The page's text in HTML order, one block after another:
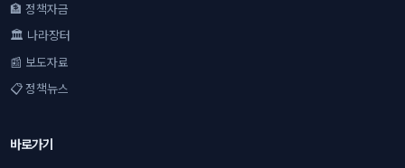
🏦 정책자금
🏛 나라장터
📰 보도자료
📋 정책뉴스
바로가기